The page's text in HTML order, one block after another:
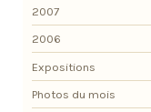
2007
2006
Expositions
Photos du mois